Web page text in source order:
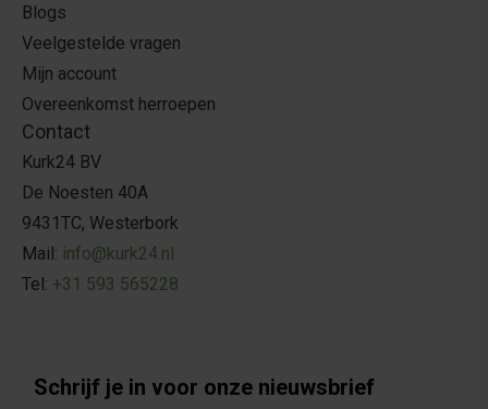
Blogs
Veelgestelde vragen
Mijn account
Overeenkomst herroepen
Contact
Kurk24 BV
De Noesten 40A
9431TC, Westerbork
Mail: info@kurk24.nl
Tel: +31 593 565228
Schrijf je in voor onze nieuwsbrief